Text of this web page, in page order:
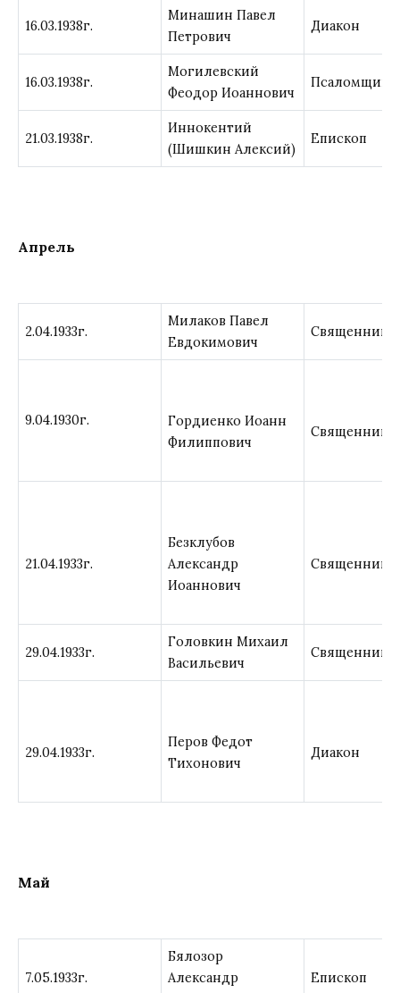
16.03.1938г.
Минашин Павел
Петрович
Диакон
16.03.1938г.
Могилевский
Феодор Иоаннович
Псаломщик
21.03.1938г.
Иннокентий
(Шишкин Алексий)
Епископ
Апрель
2.04.1933г.
Милаков Павел
Евдокимович
Священник
9.04.1930г.
Гордиенко Иоанн
Филиппович
Священник
21.04.1933г.
Безклубов
Александр
Иоаннович
Священник
29.04.1933г.
Головкин Михаил
Васильевич
Священник
29.04.1933г.
Перов Федот
Тихонович
Диакон
Май
7.05.1933г.
Бялозор
Александр
Епископ